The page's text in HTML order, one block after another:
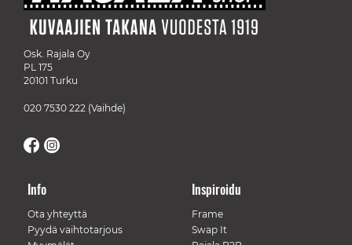
Osk. Rajala Oy
PL 175
20101 Turku
020 7530 222 (Vaihde)
Info
Ota yhteyttä
Pyydä vaihtotarjous
Inspiroidu
Frame
Swap It